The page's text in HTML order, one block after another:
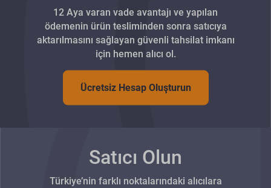
12 Aya varan vade avantajı ve yapılan
ödemenin ürün tesliminden sonra satıcıya
aktarılmasını sağlayan güvenli tahsilat imkanı
için hemen alıcı ol.
Ücretsiz Hesap Oluşturun
Satıcı Olun
Türkiye’nin farklı noktalarındaki alıcılara